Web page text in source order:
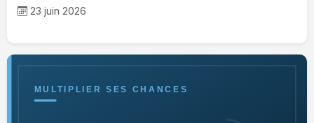
23 juin 2026